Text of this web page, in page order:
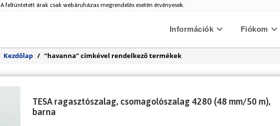
A feltüntetett árak csak webáruházas megrendelés esetén érvényesek.
Információk Fiókom
Kezdőlap / “havanna” címkével rendelkező termékek
TESA ragasztószalag, csomagolószalag 4280 (48 mm/50 m),
barna